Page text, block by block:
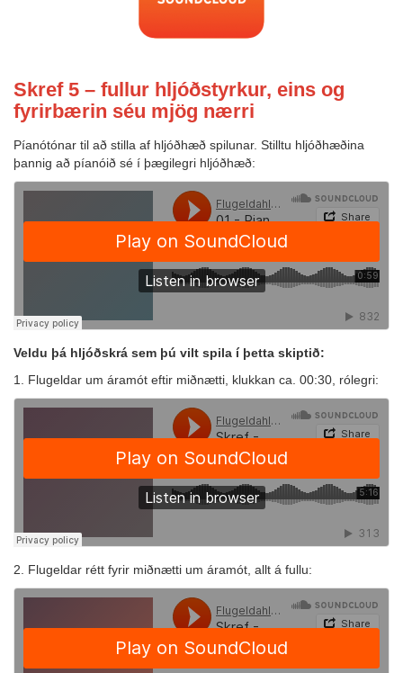
Skref 5 – fullur hljóðstyrkur, eins og
fyrirbærin séu mjög nærri
Píanótónar til að stilla af hljóðhæð spilunar. Stilltu hljóðhæðina
þannig að píanóið sé í þægilegri hljóðhæð:
Veldu þá hljóðskrá sem þú vilt spila í þetta skiptið:
1. Flugeldar um áramót eftir miðnætti, klukkan ca. 00:30, rólegri:
2. Flugeldar rétt fyrir miðnætti um áramót, allt á fullu: